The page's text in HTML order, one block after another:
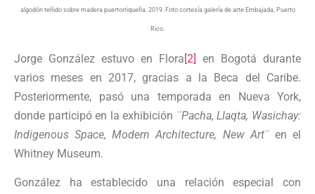
algodón teñido sobre madera puertorriqueña. 2019. Foto cortesía galería de arte Embajada, Puerto
Rico.
Jorge González estuvo en Flora[2] en Bogotá durante
varios meses en 2017, gracias a la Beca del Caribe.
Posteriormente, pasó una temporada en Nueva York,
donde participó en la exhibición ¨Pacha, Llaqta, Wasichay:
Indigenous Space, Modern Architecture, New Art¨ en el
Whitney Museum.
González ha establecido una relación especial con